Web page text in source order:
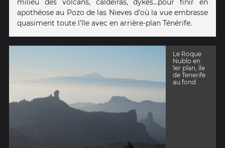
milieu des volcans, caldeiras, dykes...pour finir en
apothéose au Pozo de las Nieves d'où la vue embrasse
quasiment toute l'île avec en arrière-plan Ténérife.
Le Roque
Nublo en
1er plan, île
de Tenerife
au fond